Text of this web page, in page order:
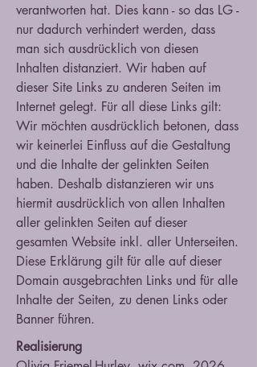
verantworten hat. Dies kann - so das LG -
nur dadurch verhindert werden, dass
man sich ausdrücklich von diesen
Inhalten distanziert. Wir haben auf
dieser Site Links zu anderen Seiten im
Internet gelegt. Für all diese Links gilt:
Wir möchten ausdrücklich betonen, dass
wir keinerlei Einfluss auf die Gestaltung
und die Inhalte der gelinkten Seiten
haben. Deshalb distanzieren wir uns
hiermit ausdrücklich von allen Inhalten
aller gelinkten Seiten auf dieser
gesamten Website inkl. aller Unterseiten.
Diese Erklärung gilt für alle auf dieser
Domain ausgebrachten Links und für alle
Inhalte der Seiten, zu denen Links oder
Banner führen.
Realisierung